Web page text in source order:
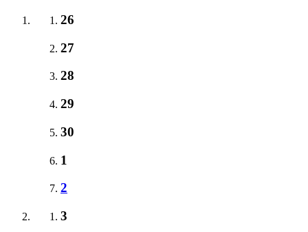
26
27
28
29
30
1
2
3